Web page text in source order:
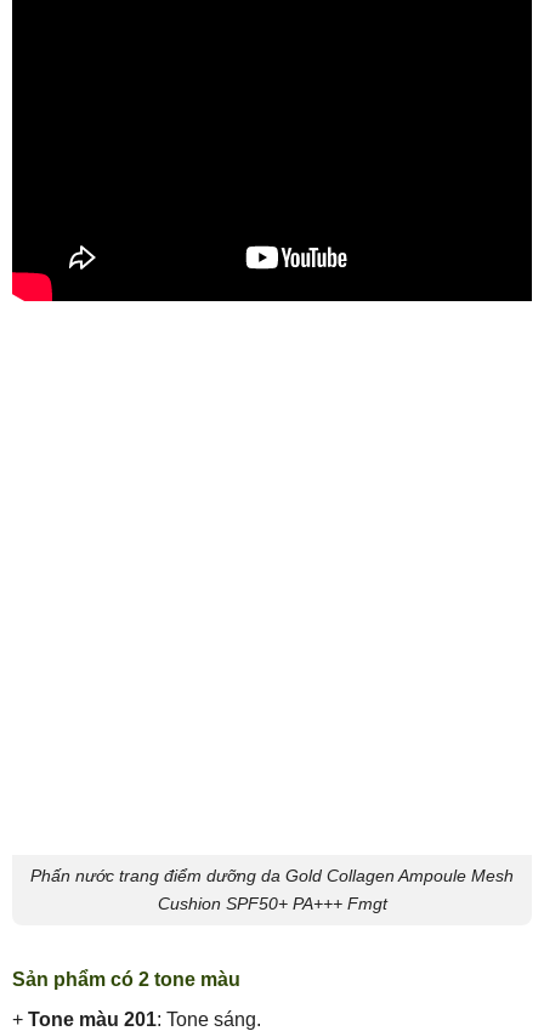
Phấn nước trang điểm dưỡng da Gold Collagen Ampoule Mesh
Cushion SPF50+ PA+++ Fmgt
Sản phẩm có 2 tone màu
+ Tone màu 201: Tone sáng.